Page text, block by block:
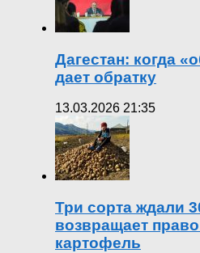
Дагестан: когда
дает обратку
13.03.2026 21:35
Три сорта ждали
возвращает
картофель